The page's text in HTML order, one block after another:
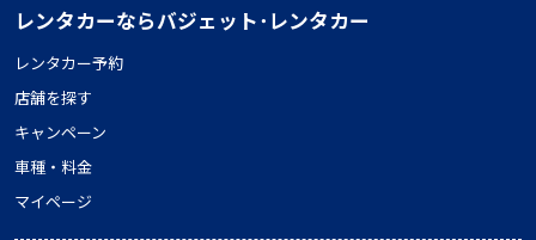
レンタカーならバジェット･レンタカー
レンタカー予約
店舗を探す
キャンペーン
車種・料金
マイページ